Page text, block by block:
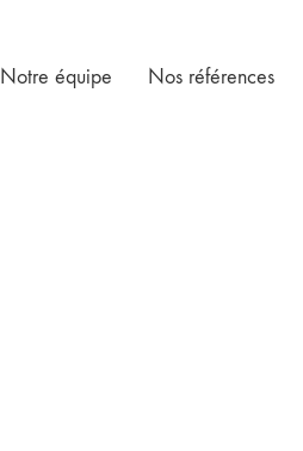
Notre équipe Nos références